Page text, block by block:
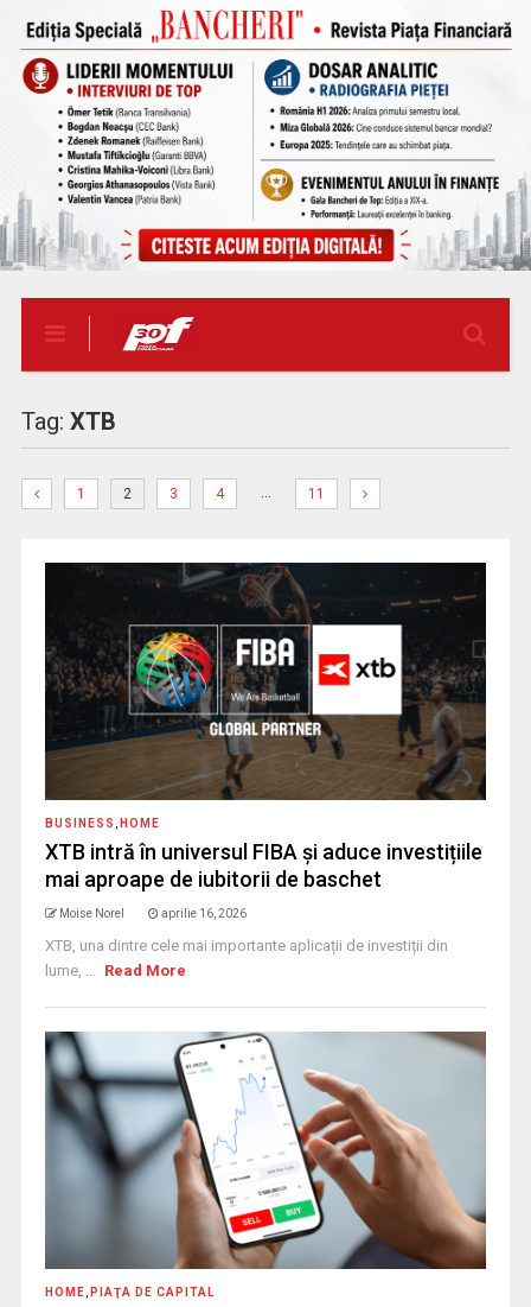
Tag: XTB
1 2 3 4 … 11
BUSINESS HOME
XTB intră în universul FIBA și aduce investițiile
mai aproape de iubitorii de baschet
Moise Norel aprilie 16, 2026
XTB, una dintre cele mai importante aplicații de investiții din
lume, ... Read More
HOME PIAŢA DE CAPITAL